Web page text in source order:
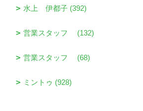
水上 伊都子 (392)
営業スタッフ (132)
営業スタッフ (68)
ミントゥ (928)